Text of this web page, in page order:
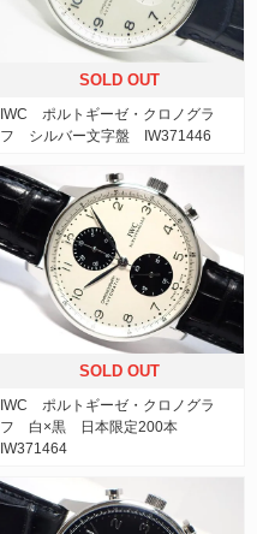
SOLD OUT
IWC ポルトギーゼ・クロノグラ
フ シルバー文字盤 IW371446
SOLD OUT
IWC ポルトギーゼ・クロノグラ
フ 白×黒 日本限定200本
IW371464